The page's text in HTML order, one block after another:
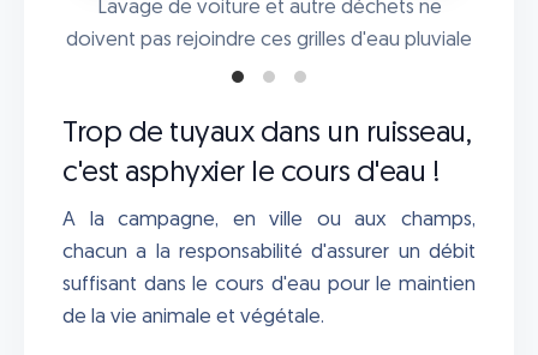
Lavage de voiture et autre déchets ne
doivent pas rejoindre ces grilles d'eau pluviale
Trop de tuyaux dans un ruisseau,
c'est asphyxier le cours d'eau !
A la campagne, en ville ou aux champs,
chacun a la responsabilité d'assurer un débit
suffisant dans le cours d'eau pour le maintien
de la vie animale et végétale.